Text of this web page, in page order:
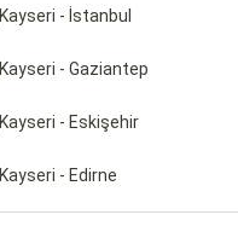
Kayseri - İstanbul
Kayseri - Gaziantep
Kayseri - Eskişehir
Kayseri - Edirne